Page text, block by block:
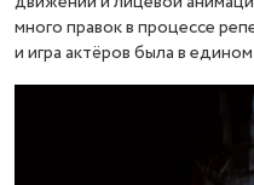
много правок в процессе
и игра актёров была в